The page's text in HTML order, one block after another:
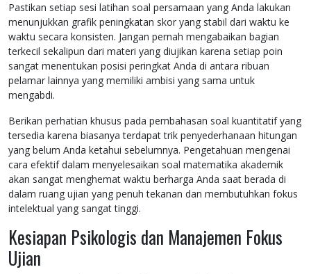
Pastikan setiap sesi latihan soal persamaan yang Anda lakukan
menunjukkan grafik peningkatan skor yang stabil dari waktu ke
waktu secara konsisten. Jangan pernah mengabaikan bagian
terkecil sekalipun dari materi yang diujikan karena setiap poin
sangat menentukan posisi peringkat Anda di antara ribuan
pelamar lainnya yang memiliki ambisi yang sama untuk
mengabdi.
Berikan perhatian khusus pada pembahasan soal kuantitatif yang
tersedia karena biasanya terdapat trik penyederhanaan hitungan
yang belum Anda ketahui sebelumnya. Pengetahuan mengenai
cara efektif dalam menyelesaikan soal matematika akademik
akan sangat menghemat waktu berharga Anda saat berada di
dalam ruang ujian yang penuh tekanan dan membutuhkan fokus
intelektual yang sangat tinggi.
Kesiapan Psikologis dan Manajemen Fokus
Ujian